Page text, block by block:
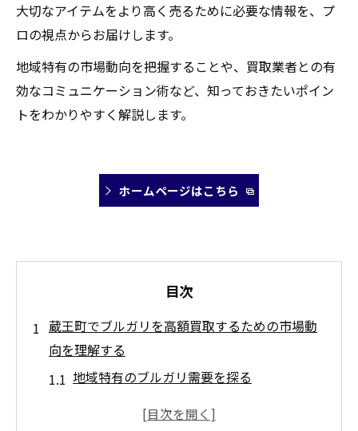
大切なアイテムをより高く売るために必要な情報を、プ
ロの視点からお届けします。
地域特有の市場動向を把握することや、買取業者との有
効なコミュニケーション術など、知っておきたいポイン
トをわかりやすく解説します。
ホームページはこちら
目次
蔵王町でブルガリを高額買取するための市場動
向を理解する
地域特有のブルガリ需要を探る
最近の買取価格のトレンドを分析する